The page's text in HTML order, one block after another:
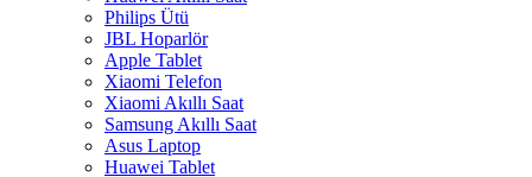
Philips Ütü
JBL Hoparlör
Apple Tablet
Xiaomi Telefon
Xiaomi Akıllı Saat
Samsung Akıllı Saat
Asus Laptop
Huawei Tablet